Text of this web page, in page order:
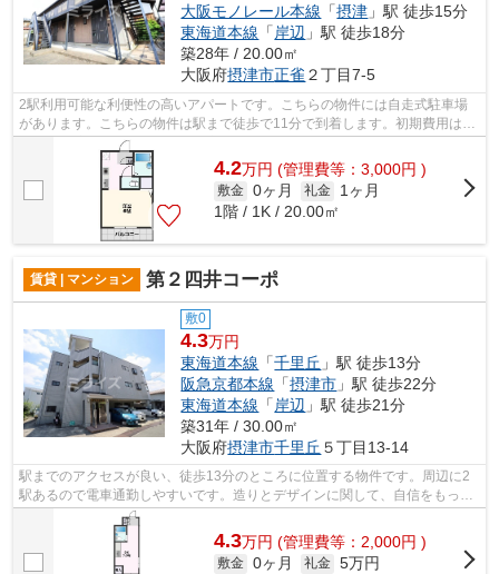
大阪モノレール本線 「摂津 」駅 徒歩15分
東海道本線 「 岸辺 」駅 徒歩18分
築28年 / 20.00㎡
大阪府摂津市正雀 ２丁目7-5
2駅利用可能な利便性の高いアパートです。こちらの物件には自走式駐車場
があります。こちらの物件は駅まで徒歩で11分で到着します。初期費用はカ
ードで決済いただけます。摂津市にある...
4.2万円 (管理費等：3,000円 )
敷金 0ヶ月 礼金
1ヶ月
1階 / 1K / 20.00㎡
賃貸 | マンション 第２四井コーポ
敷0
4.3万円
東海道本線 「千里丘 」駅 徒歩13分
阪急京都本線 「摂津市 」駅 徒歩22分
東海道本線 「岸辺 」駅 徒歩21分
築31年 / 30.00㎡
大阪府摂津市千里丘 ５丁目13-14
駅までのアクセスが良い、徒歩13分のところに位置する物件です。周辺に2
駅あるので電車通勤しやすいです。造りとデザインに関して、自信をもって
情報を提供できるマンションです。地震...
4.3万円 (管理費等：2,000円 )
敷金 0ヶ月 礼金 5万円